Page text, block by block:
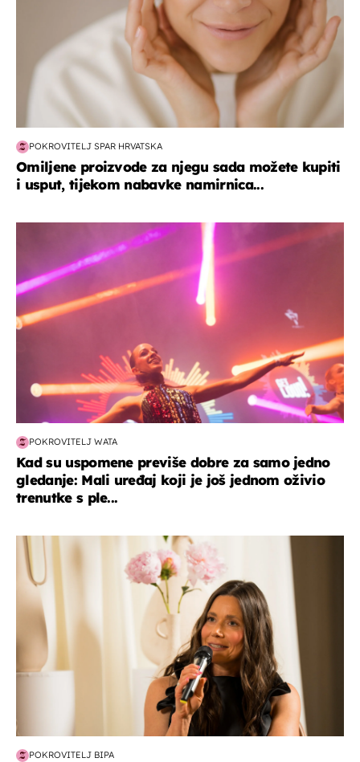
POKROVITELJ SPAR HRVATSKA
Omiljene proizvode za njegu sada možete kupiti
i usput, tijekom nabavke namirnica...
POKROVITELJ WATA
Kad su uspomene previše dobre za samo jedno
gledanje: Mali uređaj koji je još jednom oživio
trenutke s ple...
moda & ljepota
POKROVITELJ BIPA